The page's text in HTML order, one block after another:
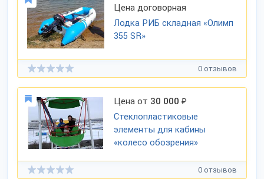
Цена договорная
Лодка РИБ складная «Олимп
355 SR»
0 отзывов
Цена от 30 000 ₽
Стеклопластиковые
элементы для кабины
«колесо обозрения»
0 отзывов